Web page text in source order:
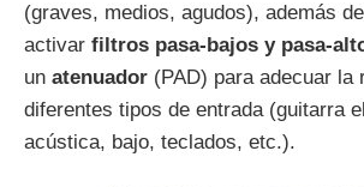
(graves, medios, agudos), además
activar filtros pasa-bajos y pasa-
un atenuador (PAD) para adecuar la
diferentes tipos de entrada (guitarra
acústica, bajo, teclados, etc.).